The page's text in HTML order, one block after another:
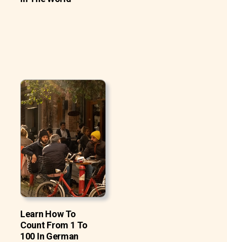
Learn How To
Count From 1 To
100 In German